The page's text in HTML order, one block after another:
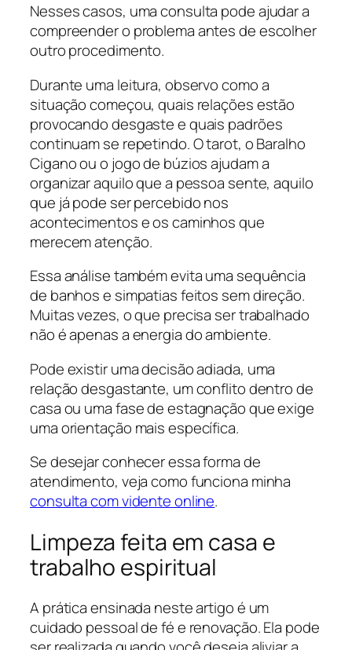
Nesses casos, uma consulta pode ajudar a
compreender o problema antes de escolher
outro procedimento.
Durante uma leitura, observo como a
situação começou, quais relações estão
provocando desgaste e quais padrões
continuam se repetindo. O tarot, o Baralho
Cigano ou o jogo de búzios ajudam a
organizar aquilo que a pessoa sente, aquilo
que já pode ser percebido nos
acontecimentos e os caminhos que
merecem atenção.
Essa análise também evita uma sequência
de banhos e simpatias feitos sem direção.
Muitas vezes, o que precisa ser trabalhado
não é apenas a energia do ambiente.
Pode existir uma decisão adiada, uma
relação desgastante, um conflito dentro de
casa ou uma fase de estagnação que exige
uma orientação mais específica.
Se desejar conhecer essa forma de
atendimento, veja como funciona minha
consulta com vidente online.
Limpeza feita em casa e
trabalho espiritual
A prática ensinada neste artigo é um
cuidado pessoal de fé e renovação. Ela pode